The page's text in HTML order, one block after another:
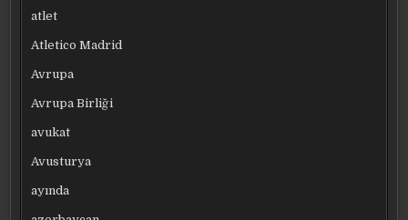
atlet
Atletico Madrid
Avrupa
Avrupa Birliği
avukat
Avusturya
ayında